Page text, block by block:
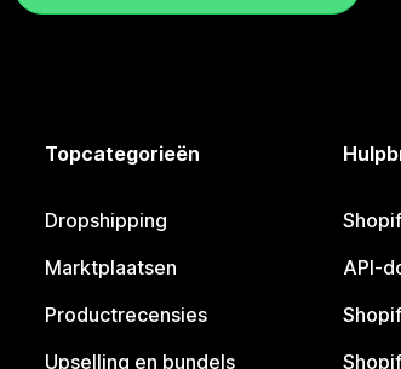
Topcategorieën
Dropshipping
Marktplaatsen
Productrecensies
Upselling en bundels
API-